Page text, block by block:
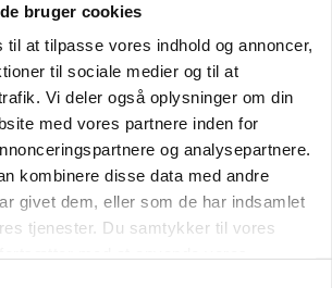
bruger cookies
til at tilpasse vores indhold og annoncer,
til sociale medier og til at
Vi deler også oplysninger om din
med vores partnere inden for
og analysepartnere.
kombinere disse data med andre
givet dem, eller som de har indsamlet
tjenester. Du samtykker til vores
– og den brutale lektie fra et
Annonce
Loading...